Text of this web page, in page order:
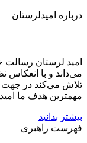
درباره امیدلرستان
امید لرستان رسالت
می‌داند و با انعکاس
تلاش می‌کند در جهت
مهمترین هدف ما
بیشتر بدانید
فهرست راهبری